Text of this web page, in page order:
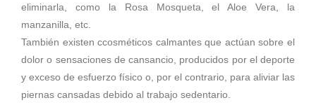
eliminarla, como la Rosa Mosqueta, el Aloe Vera, la
manzanilla, etc.
También existen ccosméticos calmantes que actúan sobre el
dolor o sensaciones de cansancio, producidos por el deporte
y exceso de esfuerzo físico o, por el contrario, para aliviar las
piernas cansadas debido al trabajo sedentario.